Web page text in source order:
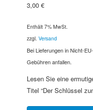
3,00 €
Enthält 7% MwSt.
zzgl. Versand
Bei Lieferungen in Nicht-
Gebühren anfallen.
Lesen Sie eine
Titel “Der Schlüssel